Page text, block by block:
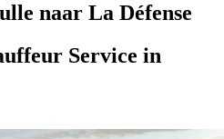
naar La Défense
Service in